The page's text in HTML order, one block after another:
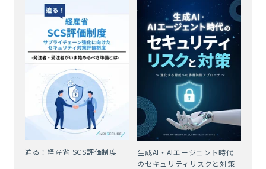
迫る！経産省 SCS評価制度
生成AI・AIエージェント時代
のセキュリティリスクと対策